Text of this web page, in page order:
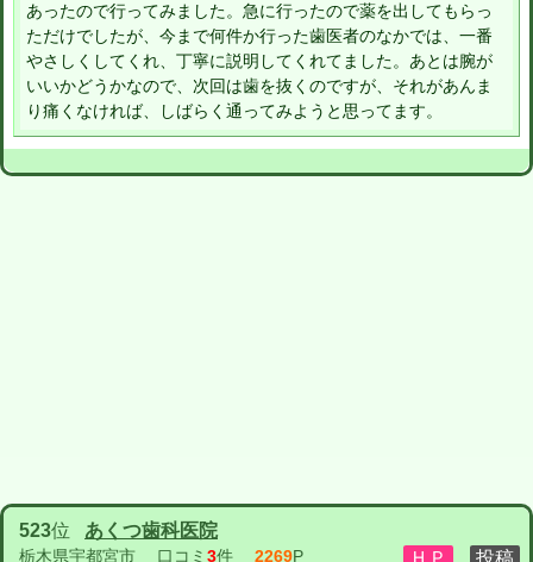
あったので行ってみました。急に行ったので薬を出してもらっ
ただけでしたが、今まで何件か行った歯医者のなかでは、一番
やさしくしてくれ、丁寧に説明してくれてました。あとは腕が
いいかどうかなので、次回は歯を抜くのですが、それがあんま
り痛くなければ、しばらく通ってみようと思ってます。
523位 あくつ歯科医院
栃木県宇都宮市 口コミ 3件 2269P